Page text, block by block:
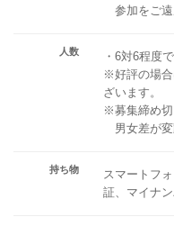
参加をご遠
人数
・6対6程度
※好評の場合
ざいます。
※募集締め切
男女差が変
持ち物
スマートフ
証、マイナ